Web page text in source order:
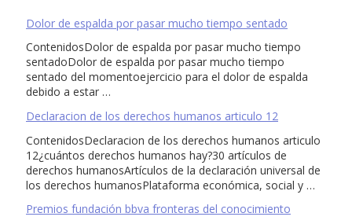
Dolor de espalda por pasar mucho tiempo sentado
ContenidosDolor de espalda por pasar mucho tiempo
sentadoDolor de espalda por pasar mucho tiempo
sentado del momentoejercicio para el dolor de espalda
debido a estar …
Declaracion de los derechos humanos articulo 12
ContenidosDeclaracion de los derechos humanos articulo
12¿cuántos derechos humanos hay?30 artículos de
derechos humanosArtículos de la declaración universal de
los derechos humanosPlataforma económica, social y …
Premios fundación bbva fronteras del conocimiento